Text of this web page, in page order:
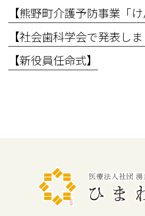
【社会歯科学会で発表しま
【新役員任命式】